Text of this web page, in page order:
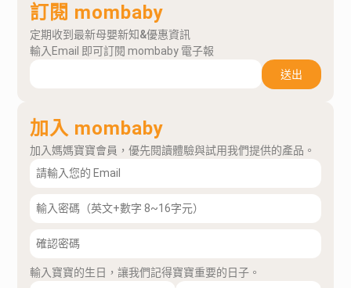
訂閱 mombaby
定期收到最新母嬰新知&優惠資訊
輸入Email 即可訂閱 mombaby 電子報
送出
加入 mombaby
加入媽媽寶寶會員，優先閱讀體驗與試用我們提供的產品。
輸入寶寶的生日，讓我們記得寶寶重要的日子。